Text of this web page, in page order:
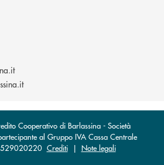
(si apre l’app di posta elettronica)
(si apre l’app di posta elettronica)
Cooperativo di Barlassina - Società
al Gruppo IVA Cassa Centrale
Crediti| Note legali